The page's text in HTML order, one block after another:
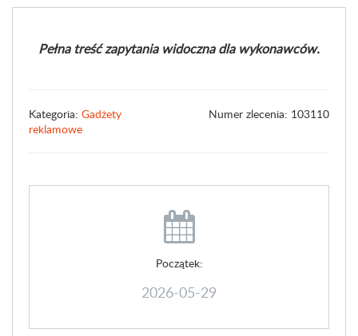
Pełna treść zapytania widoczna dla wykonawców.
Kategoria: Gadżety
reklamowe
Numer zlecenia: 103110
Początek:
2026-05-29